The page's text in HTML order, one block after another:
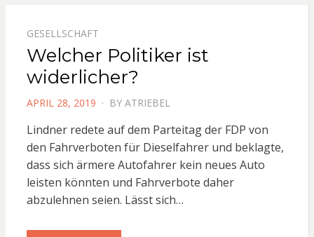
GESELLSCHAFT
Welcher Politiker ist
widerlicher?
POSTED
APRIL 28, 2019 BY ATRIEBEL
Lindner redete auf dem Parteitag der FDP von
den Fahrverboten für Dieselfahrer und beklagte,
dass sich ärmere Autofahrer kein neues Auto
leisten könnten und Fahrverbote daher
abzulehnen seien. Lässt sich…